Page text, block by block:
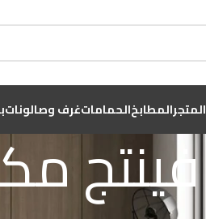
المتجرالمطابخالحماماتغرف وصالونات
فينتج